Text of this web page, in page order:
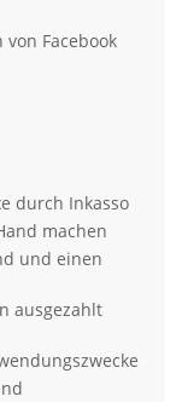
Facebook
durch Inkasso
machen
und einen
ausgezahlt